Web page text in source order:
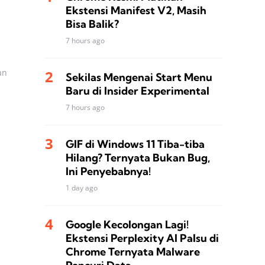
Ekstensi Manifest V2, Masih
Bisa Balik?
7 hours ago
Sekilas Mengenai Start Menu
Baru di Insider Experimental
7 hours ago
GIF di Windows 11 Tiba-tiba
Hilang? Ternyata Bukan Bug,
Ini Penyebabnya!
1 day ago
Google Kecolongan Lagi!
Ekstensi Perplexity AI Palsu di
Chrome Ternyata Malware